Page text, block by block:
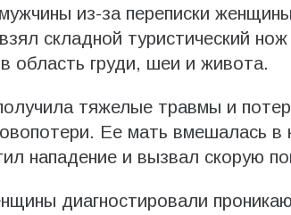
из-за переписки
складной туристический
область груди, шеи и живота.
тяжелые травмы и
Ее мать вмешалась в
нападение и вызвал скорую
диагностировали